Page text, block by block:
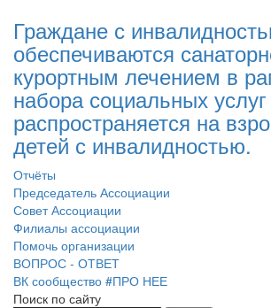
Граждане с
обеспечиваются
курортным лечением в
набора социальных
распространяется на
детей с инвалидностью.
Отчёты
Председатель Ассоциации
Совет Ассоциации
Филиалы ассоциации
Помочь организации
ВОПРОС - ОТВЕТ
ВК сообщество #ПРО НЕЕ
Поиск по сайту